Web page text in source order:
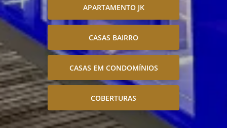
APARTAMENTO JK
CASAS BAIRRO
CASAS EM CONDOMÍNIOS
COBERTURAS